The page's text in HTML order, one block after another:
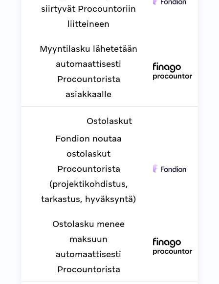
siirtyvät Procountoriin
liitteineen
Myyntilasku lähetetään
automaattisesti
Procountorista
asiakkaalle
Ostolaskut
Fondion noutaa
ostolaskut
Procountorista
(projektikohdistus,
tarkastus, hyväksyntä)
Ostolasku menee
maksuun
automaattisesti
Procountorista